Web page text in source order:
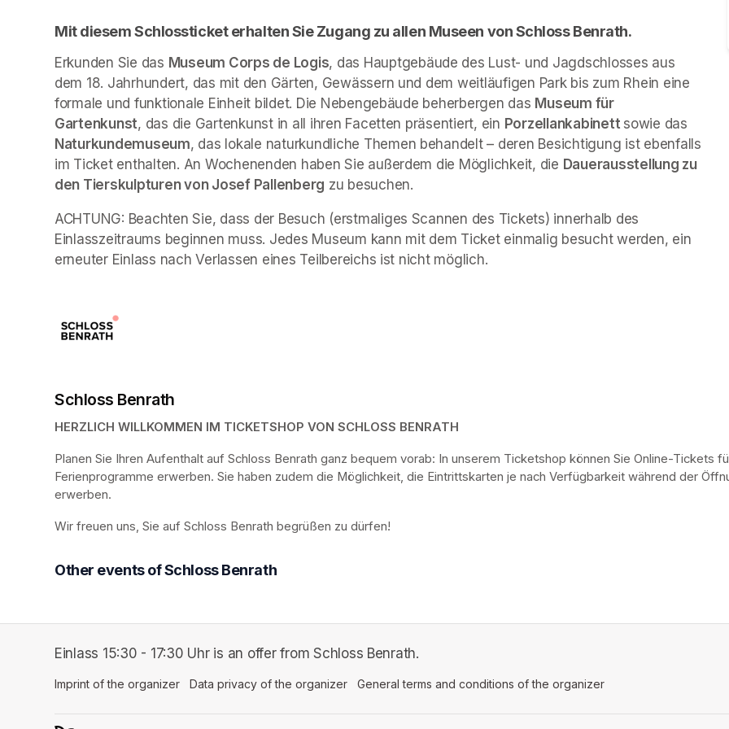
Mit diesem Schlossticket erhalten Sie Zugang zu allen Museen von Schloss Benrath.
Erkunden Sie das Museum Corps de Logis, das Hauptgebäude des Lust- und Jagdschlosses aus
dem 18. Jahrhundert, das mit den Gärten, Gewässern und dem weitläufigen Park bis zum Rhein eine
formale und funktionale Einheit bildet. Die Nebengebäude beherbergen das Museum für
Gartenkunst, das die Gartenkunst in all ihren Facetten präsentiert, ein Porzellankabinett
Naturkundemuseum, das lokale naturkundliche Themen behandelt – deren Besichtigung ist ebenfalls
im Ticket enthalten. An Wochenenden haben Sie außerdem die Möglichkeit, die Dauerausstellung zu
den Tierskulpturen von Josef Pallenberg zu besuchen.
ACHTUNG: Beachten Sie, dass der Besuch (erstmaliges Scannen des Tickets) innerhalb des
Einlasszeitraums beginnen muss. Jedes Museum kann mit dem Ticket einmalig besucht werden, ein
erneuter Einlass nach Verlassen eines Teilbereichs ist nicht möglich.
Schloss Benrath
HERZLICH WILLKOMMEN IM TICKETSHOP VON SCHLOSS BENRATH
Planen Sie Ihren Aufenthalt auf Schloss Benrath ganz bequem vorab: In unserem Ticketshop können Sie Online-Tickets
Ferienprogramme erwerben. Sie haben zudem die Möglichkeit, die Eintrittskarten je nach Verfügbarkeit während der
erwerben.
Wir freuen uns, Sie auf Schloss Benrath begrüßen zu dürfen!
Other events of Schloss Benrath
Einlass 15:30 - 17:30 Uhr is an offer from Schloss Benrath.
Imprint of the organizer (opens in a new tab)
Data privacy of the organizer (opens in a new tab)
General terms and conditions of the organizer